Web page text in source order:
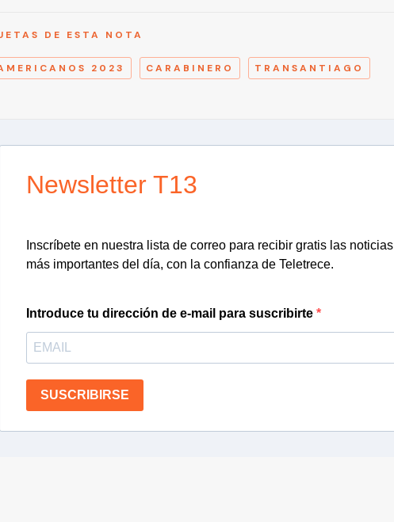
DE ESTA NOTA
2023 CARABINERO TRANSANTIAGO
Newsletter T13
Inscríbete en nuestra lista de correo para recibir gratis las noticias
más importantes del día, con la confianza de Teletrece.
Introduce tu dirección de e-mail para suscribirte
SUSCRIBIRSE